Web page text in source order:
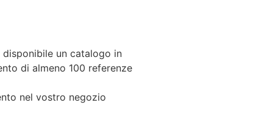
un catalogo in
di almeno 100 referenze
nel vostro negozio